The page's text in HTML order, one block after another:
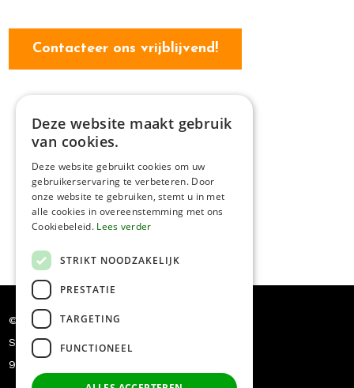
Contacteer ons vrijblijvend!
© Dakwerken Pauwels
Siriusstraat 5
9030 Mariakerke
Deze website maakt gebruik
van cookies.
Deze website gebruikt cookies om uw
gebruikerservaring te verbeteren. Door
onze website te gebruiken, stemt u in met
alle cookies in overeenstemming met ons
Cookiebeleid. Lees verder
STRIKT NOODZAKELIJK
PRESTATIE
TARGETING
FUNCTIONEEL